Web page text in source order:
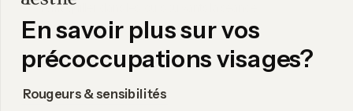
remaquiller dans les jours suivants la séance.
En savoir plus sur vos
précoccupations visages?
Rougeurs & sensibilités